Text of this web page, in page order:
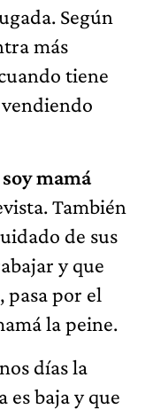
Según
más
tiene
mamá
También
de sus
y que
pasa por el
la peine.
días la
es baja y que